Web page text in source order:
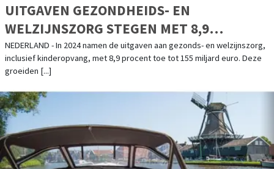
UITGAVEN GEZONDHEIDS- EN
WELZIJNSZORG STEGEN MET 8,9
PROCENT IN 2024
NEDERLAND - In 2024 namen de uitgaven aan gezonds- en welzijnszorg,
inclusief kinderopvang, met 8,9 procent toe tot 155 miljard euro. Deze
groeiden [...]